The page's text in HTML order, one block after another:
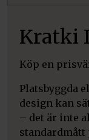
Kratki
Köp en
Platsbyggda
design kan
– det är inte
standardmått